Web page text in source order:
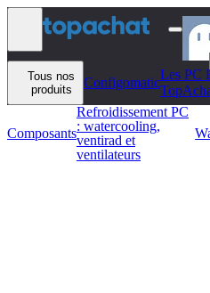
Aller au contenu
Tous nos
produits
Configomatic
Les PC
Composants
Refroidissement PC
: watercooling,
ventirad et
ventilateurs